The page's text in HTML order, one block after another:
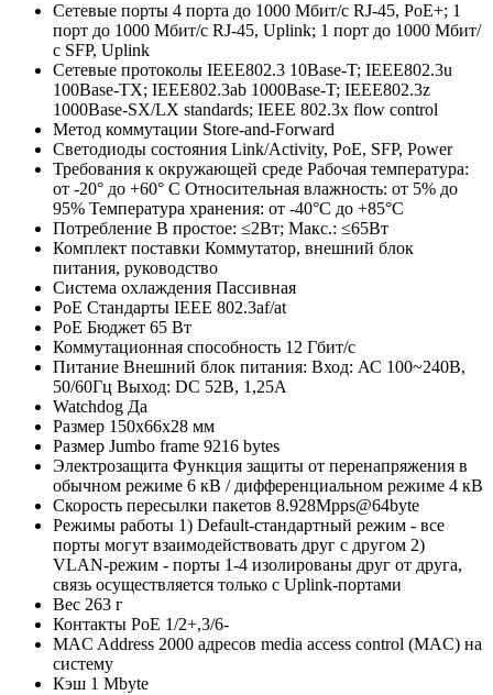
Сетевые порты 4 порта до 1000 Мбит/с RJ-45, PoE+; 1
порт до 1000 Мбит/с RJ-45, Uplink; 1 порт до 1000 Мбит/
с SFP, Uplink
Сетевые протоколы IEEE802.3 10Base-T; IEEE802.3u
100Base-TX; IEEE802.3ab 1000Base-T; IEEE802.3z
1000Base-SX/LX standards; IEEE 802.3x flow control
Метод коммутации Store-and-Forward
Светодиоды состояния Link/Activity, PoE, SFP, Power
Требования к окружающей среде Рабочая температура:
от -20° до +60° C Относительная влажность: от 5% до
95% Температура хранения: от -40°C до +85°C
Потребление В простое: ≤2Вт; Макс.: ≤65Вт
Комплект поставки Коммутатор, внешний блок
питания, руководство
Система охлаждения Пассивная
PoE Стандарты IEEE 802.3af/at
PoE Бюджет 65 Вт
Коммутационная способность 12 Гбит/с
Питание Внешний блок питания: Вход: АС 100~240В,
50/60Гц Выход: DC 52В, 1,25А
Watchdog Да
Размер 150х66х28 мм
Размер Jumbo frame 9216 bytes
Электрозащита Функция защиты от перенапряжения в
обычном режиме 6 кВ / дифференциальном режиме 4 кВ
Скорость пересылки пакетов 8.928Mpps@64byte
Режимы работы 1) Default-стандартный режим - все
порты могут взаимодействовать друг с другом 2)
VLAN-режим - порты 1-4 изолированы друг от друга,
связь осуществляется только с Uplink-портами
Вес 263 г
Контакты PoE 1/2+,3/6-
MAC Address 2000 адресов media access control (MAC) на
систему
Кэш 1 Mbyte